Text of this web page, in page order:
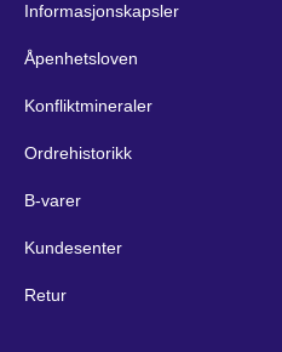
Informasjonskapsler
Åpenhetsloven
Konfliktmineraler
Ordrehistorikk
B-varer
Kundesenter
Retur